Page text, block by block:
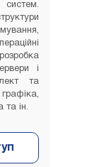
систем.
і
та
та ін.